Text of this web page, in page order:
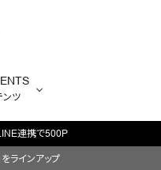
ンツ
連携で500P
ラインアップ